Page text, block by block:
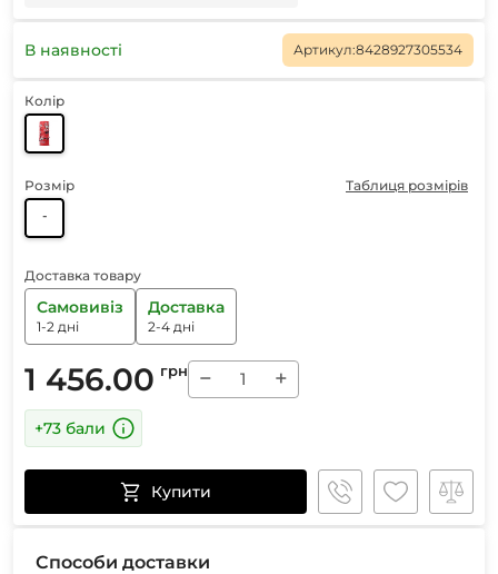
В наявності Артикул:8428927305534
Колір
Розмір
Таблиця розмірів
-
Доставка товару
Самовивіз
1-2 дні
Доставка
2-4 дні
1 456.00 грн − +
+73 бали
Купити
Способи доставки